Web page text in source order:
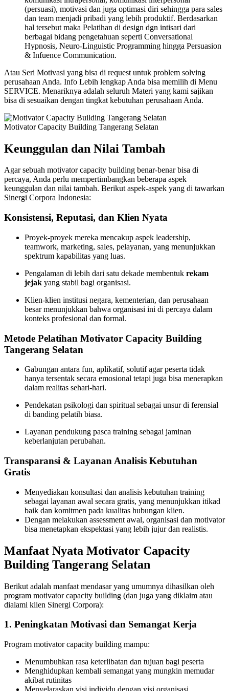
(persuasi), motivasi dan juga optimasi diri sehingga para sales
dan team menjadi pribadi yang lebih produktif. Berdasarkan
hal tersebut maka Pelatihan di design dgn intisari dari
berbagai bidang pengetahuan seperti Conversational
Hypnosis, Neuro-Linguistic Programming hingga Persuasion
& Infuence Communication.
Atau Seri Motivasi yang bisa di request untuk problem solving
perusahaan Anda. Info Lebih lengkap Anda bisa memilih di Menu
SERVICE. Menariknya adalah seluruh Materi yang kami sajikan
bisa di sesuaikan dengan tingkat kebutuhan perusahaan Anda.
Motivator Capacity Building Tangerang Selatan
Keunggulan dan Nilai Tambah
Agar sebuah motivator capacity building benar-benar bisa di
percaya, Anda perlu mempertimbangkan beberapa aspek
keunggulan dan nilai tambah. Berikut aspek-aspek yang di tawarkan
Sinergi Corpora Indonesia:
Konsistensi, Reputasi, dan Klien Nyata
Proyek-proyek mereka mencakup aspek leadership,
teamwork, marketing, sales, pelayanan, yang menunjukkan
spektrum kapabilitas yang luas.
Pengalaman di lebih dari satu dekade membentuk rekam
jejak yang stabil bagi organisasi.
Klien-klien institusi negara, kementerian, dan perusahaan
besar menunjukkan bahwa organisasi ini di percaya dalam
konteks profesional dan formal.
Metode Pelatihan Motivator Capacity Building
Tangerang Selatan
Gabungan antara fun, aplikatif, solutif agar peserta tidak
hanya tersentak secara emosional tetapi juga bisa menerapkan
dalam realitas sehari-hari.
Pendekatan psikologi dan spiritual sebagai unsur di ferensial
di banding pelatih biasa.
Layanan pendukung pasca training sebagai jaminan
keberlanjutan perubahan.
Transparansi & Layanan Analisis Kebutuhan
Gratis
Menyediakan konsultasi dan analisis kebutuhan training
sebagai layanan awal secara gratis, yang menunjukkan itikad
baik dan komitmen pada kualitas hubungan klien.
Dengan melakukan assessment awal, organisasi dan motivator
bisa menetapkan ekspektasi yang lebih jujur dan realistis.
Manfaat Nyata Motivator Capacity
Building Tangerang Selatan
Berikut adalah manfaat mendasar yang umumnya dihasilkan oleh
program motivator capacity building (dan juga yang diklaim atau
dialami klien Sinergi Corpora):
1. Peningkatan Motivasi dan Semangat Kerja
Program motivator capacity building mampu:
Menumbuhkan rasa keterlibatan dan tujuan bagi peserta
Menghidupkan kembali semangat yang mungkin memudar
akibat rutinitas
Menyelaraskan visi individu dengan visi organisasi